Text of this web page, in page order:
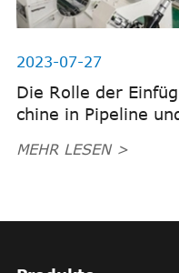
2023-07-27
Die Rolle der
chine in Pipeline
MEHR LESEN >